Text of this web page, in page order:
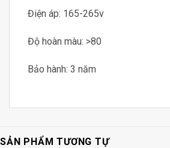
Điện áp: 165-265v
Độ hoàn màu: >80
Bảo hành: 3 năm
SẢN PHẨM TƯƠNG TỰ